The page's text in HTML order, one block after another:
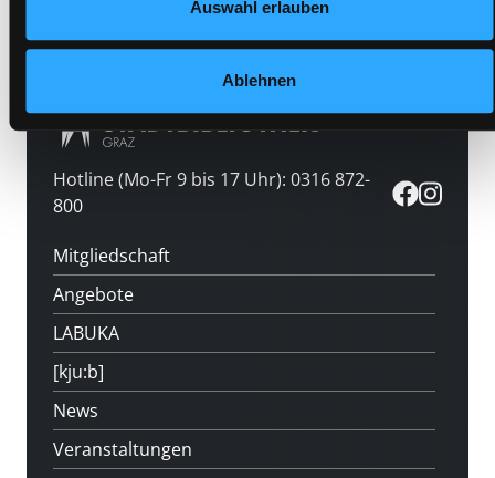
Auswahl erlauben
Ablehnen
Hotline (Mo-Fr 9 bis 17 Uhr): 0316 872-
800
Mitgliedschaft
Angebote
LABUKA
[kju:b]
News
Veranstaltungen